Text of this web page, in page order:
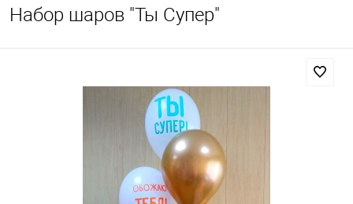
Набор шаров "Ты Супер"